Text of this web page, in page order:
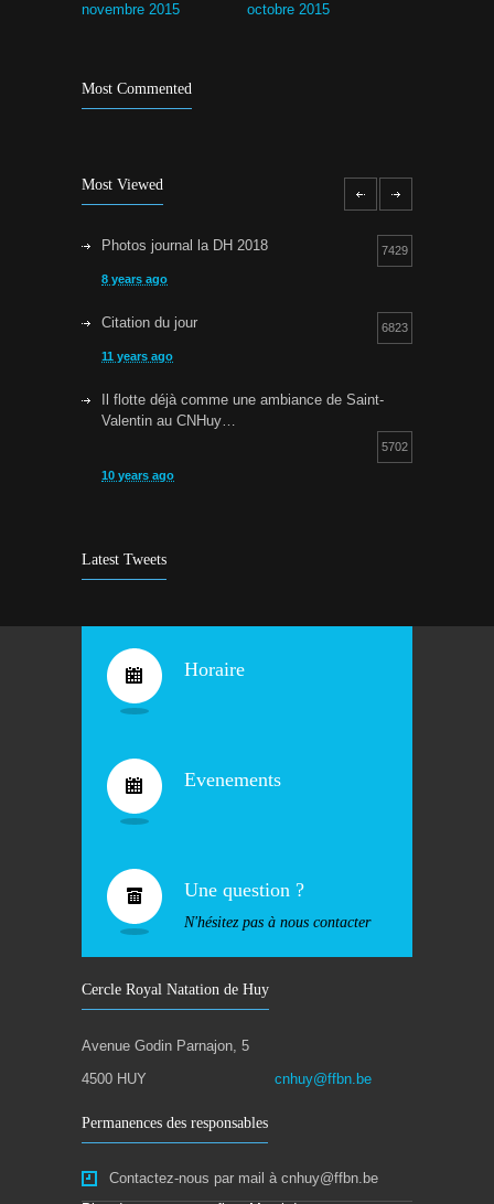
novembre 2015
octobre 2015
Most Commented
Most Viewed
Photos journal la DH 2018 7429
8 years ago
Citation du jour 6823
11 years ago
Il flotte déjà comme une ambiance de Saint-
Valentin au CNHuy…
5702
10 years ago
9 years ago
10 years ago
Latest Tweets
Horaire
Evenements
Une question ?
N'hésitez pas à nous contacter
Cercle Royal Natation de Huy
Avenue Godin Parnajon, 5
4500 HUY
cnhuy@ffbn.be
Permanences des responsables
Contactez-nous par mail à cnhuy@ffbn.be